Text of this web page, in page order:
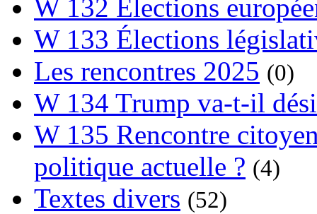
W 132 Élections
W 133 Élections
Les rencontres 2025 (0)
W 134 Trump va-t-il
W 135 Rencontre
politique actuelle ? (4)
Textes divers (52)